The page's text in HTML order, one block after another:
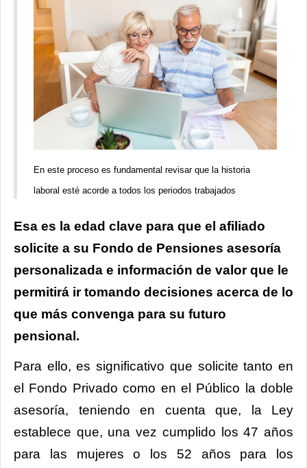
En este proceso es fundamental revisar que la historia
laboral esté acorde a todos los periodos trabajados
Esa es la edad clave para que el afiliado
solicite a su Fondo de Pensiones asesoría
personalizada e información de valor que le
permitirá ir tomando decisiones acerca de lo
que más convenga para su futuro
pensional.
Para ello, es significativo que solicite tanto en
el Fondo Privado como en el Público la doble
asesoría, teniendo en cuenta que, la Ley
establece que, una vez cumplido los 47 años
para las mujeres o los 52 años para los